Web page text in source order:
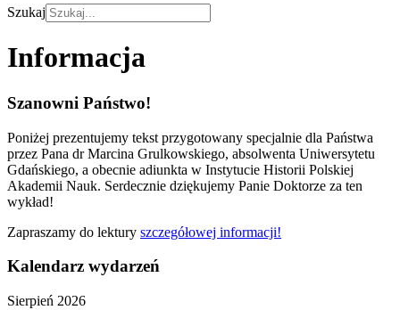
Szukaj
Informacja
Szanowni Państwo!
Poniżej prezentujemy tekst przygotowany specjalnie dla Państwa
przez Pana dr Marcina Grulkowskiego, absolwenta Uniwersytetu
Gdańskiego, a obecnie adiunkta w Instytucie Historii Polskiej
Akademii Nauk. Serdecznie dziękujemy Panie Doktorze za ten
wykład!
Zapraszamy do lektury szczegółowej informacji!
Kalendarz wydarzeń
Sierpień 2026